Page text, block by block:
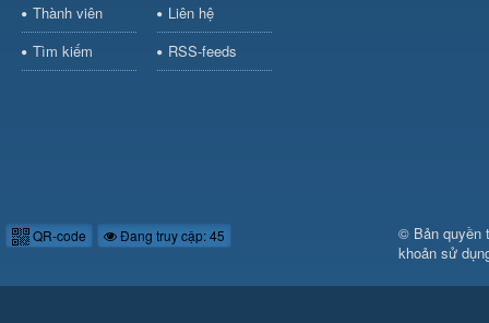
Thành viên
Liên hệ
Tìm kiếm
RSS-feeds
QR-code Đang truy cập: 45
© Bản quyền
khoản sử